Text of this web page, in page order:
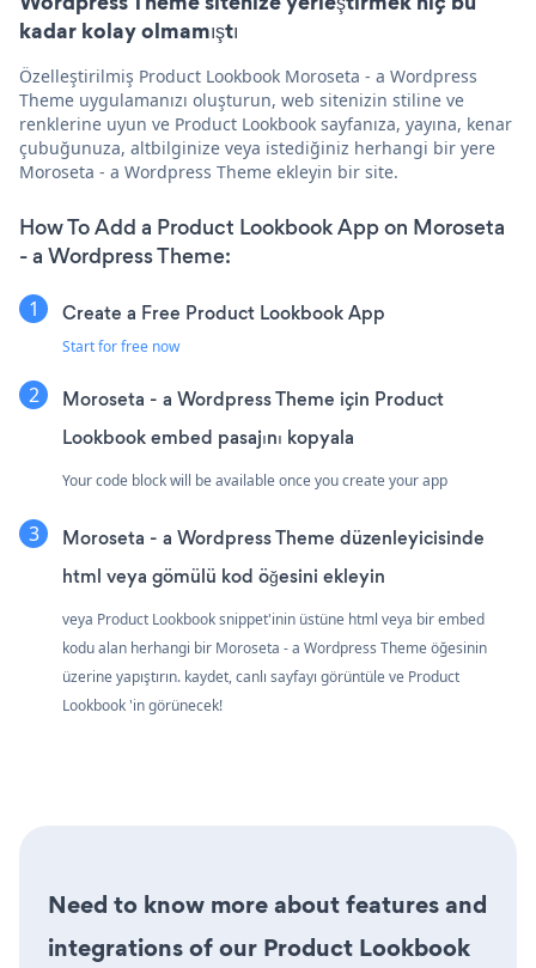
kadar kolay olmamıştı
Özelleştirilmiş Product Lookbook Moroseta - a Wordpress
Theme uygulamanızı oluşturun, web sitenizin stiline ve
renklerine uyun ve Product Lookbook sayfanıza, yayına, kenar
çubuğunuza, altbilginize veya istediğiniz herhangi bir yere
Moroseta - a Wordpress Theme ekleyin bir site.
How To Add a Product Lookbook App on Moroseta
- a Wordpress Theme:
Create a Free Product Lookbook App
Start for free now
Moroseta - a Wordpress Theme için Product
Lookbook embed pasajını kopyala
Your code block will be available once you create your app
Moroseta - a Wordpress Theme düzenleyicisinde
html veya gömülü kod öğesini ekleyin
veya Product Lookbook snippet'inin üstüne html veya bir embed
kodu alan herhangi bir Moroseta - a Wordpress Theme öğesinin
üzerine yapıştırın. kaydet, canlı sayfayı görüntüle ve Product
Lookbook 'in görünecek!
Need to know more about features and
integrations of our Product Lookbook